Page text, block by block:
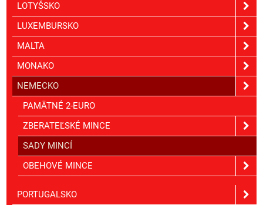
LOTYŠSKO
LUXEMBURSKO
MALTA
MONAKO
NEMECKO
PAMÄTNÉ 2-EURO
ZBERATEĽSKÉ MINCE
SADY MINCÍ
OBEHOVÉ MINCE
PORTUGALSKO